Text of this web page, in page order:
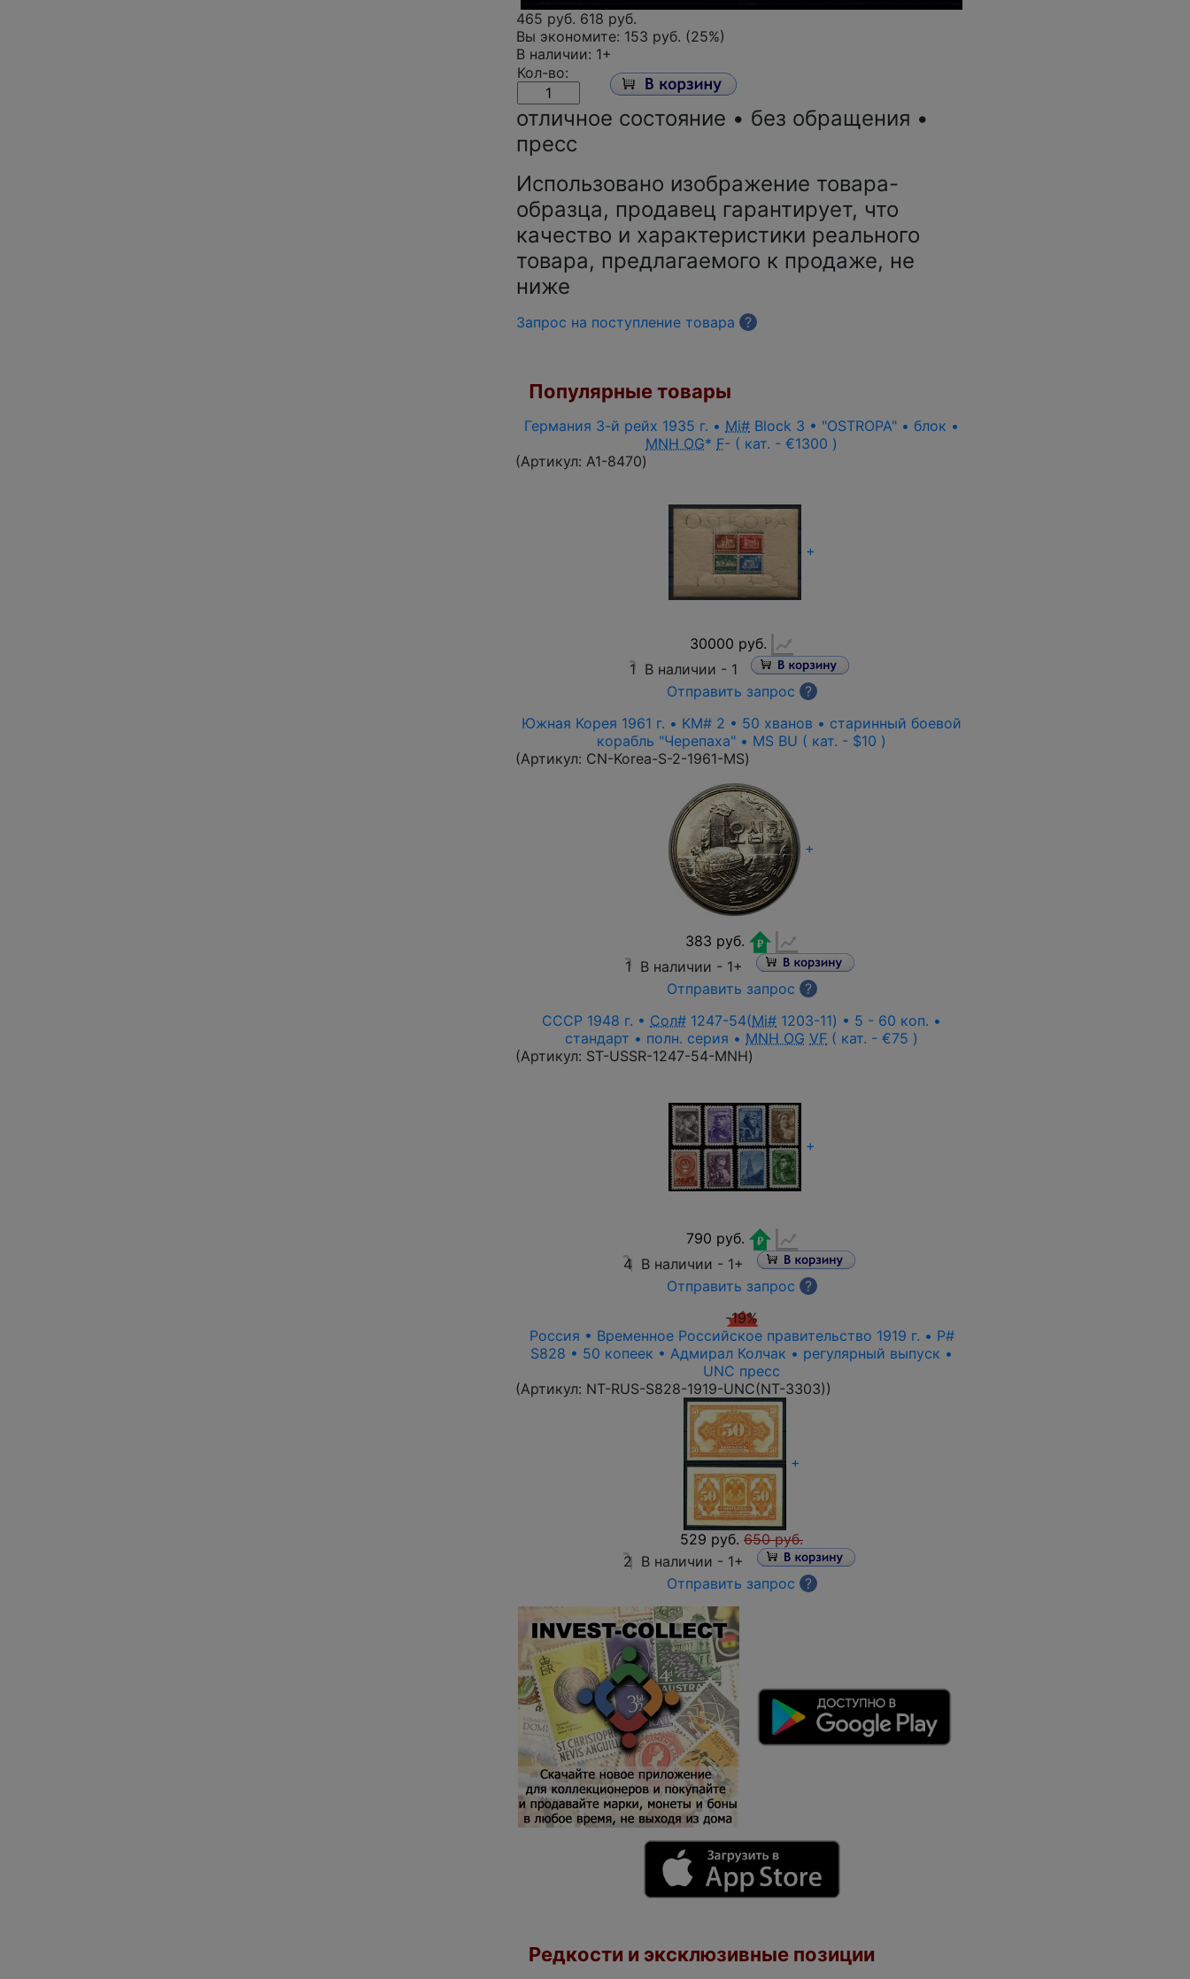
465 руб. 618 руб.
Вы экономите: 153 руб. (25%)
В наличии: 1+
Кол-во:
отличное состояние • без обращения •
пресс
Использовано изображение товара-
образца, продавец гарантирует, что
качество и характеристики реального
товара, предлагаемого к продаже, не
ниже
Запрос на поступление товара ?
Популярные товары
Германия 3-й рейх 1935 г. • Mi# Block 3 • "OSTROPA" • блок •
MNH OG* F- ( кат. - €1300 )
(Артикул: A1-8470)
+
30000 руб.
1 В наличии - 1
Отправить запрос
?
Южная Корея 1961 г. • KM# 2 • 50 хванов • старинный боевой
корабль "Черепаха" • MS BU ( кат. - $10 )
(Артикул: CN-Korea-S-2-1961-MS)
+
383 руб.
1 В наличии - 1+
Отправить запрос
?
СССР 1948 г. • Сол# 1247-54(Mi# 1203-11) • 5 - 60 коп. •
стандарт • полн. серия • MNH OG VF ( кат. - €75 )
(Артикул: ST-USSR-1247-54-MNH)
+
790 руб.
4 В наличии - 1+
Отправить запрос
?
-19%
Россия • Временное Российское правительство 1919 г. • P#
S828 • 50 копеек • Адмирал Колчак • регулярный выпуск •
UNC пресс
(Артикул: NT-RUS-S828-1919-UNC(NT-3303))
+
529 руб. 650 руб.
2 В наличии - 1+
Отправить запрос
?
Редкости и эксклюзивные позиции